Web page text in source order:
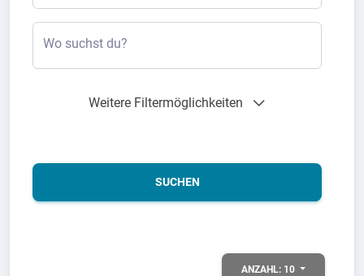
Wo suchst du?
Weitere Filtermöglichkeiten
SUCHEN
ANZAHL: 10